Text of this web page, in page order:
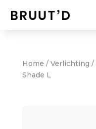
Home / Verlichting /
Shade L